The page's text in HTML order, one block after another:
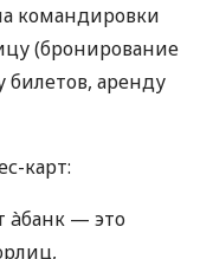
командировки
(бронирование
билетов, аренду
карт:
àбанк — это